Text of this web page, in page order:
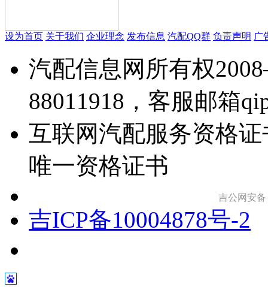
设为首页 关于我们 企业理念 发布信息 汽配QQ群 负责声明 广
汽配信息网所有权
88011918，客服邮箱
互联网汽配服务资格
唯一资格证书
吉公网安备
吉ICP备10004878号-2